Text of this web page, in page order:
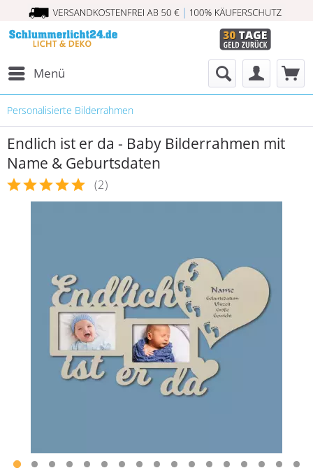
Menü
Personalisierte Bilderrahmen
Endlich ist er da - Baby Bilderrahmen mit
Name & Geburtsdaten
(2)